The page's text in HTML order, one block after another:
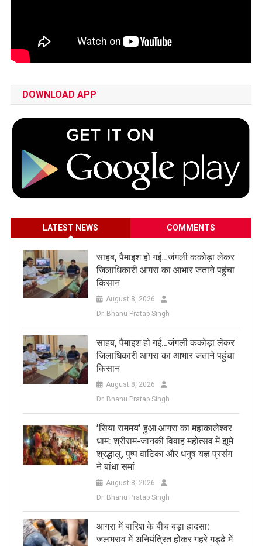
DOWNLOAD APP
LATEST NEWS COMMENTS
साहब, पैमाइश हो गई…जंगली ककोड़ा लेकर
जिलाधिकारी आगरा का आभार जताने पहुंचा
किसान
August 8, 2026
Dr. Bhanu Pratap Singh
साहब, पैमाइश हो गई…जंगली ककोड़ा लेकर
जिलाधिकारी आगरा का आभार जताने पहुंचा
किसान
August 8, 2026
Dr. Bhanu Pratap Singh
​’सिया राममय’ हुआ आगरा का महाकालेश्वर
धाम: श्रीराम-जानकी विवाह महोत्सव में झूमे
श्रद्धालु, पुष्प वाटिका और धनुष यज्ञ प्रसंग
ने बांधा समां
August 8, 2026
Dr. Bhanu Pratap Singh
आगरा में बारिश के बीच बड़ा हादसा:
जलभराव में अनियंत्रित होकर गहरे गड्ढे में